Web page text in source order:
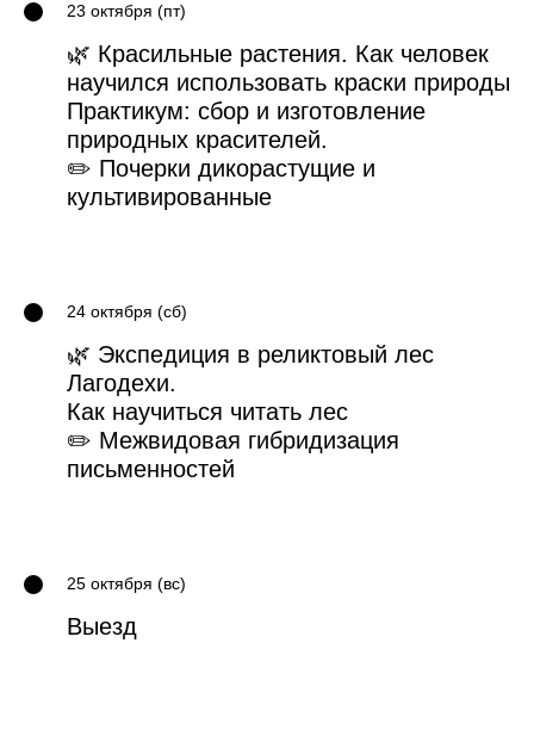
23 октября (пт)
🌿 Красильные растения. Как человек
научился использовать краски природы
Практикум: сбор и изготовление
природных красителей.
✏️ Почерки дикорастущие и
культивированные
24 октября (сб)
🌿 Экспедиция в реликтовый лес
Лагодехи.
Как научиться читать лес
✏️ Межвидовая гибридизация
письменностей
25 октября (вс)
Выезд